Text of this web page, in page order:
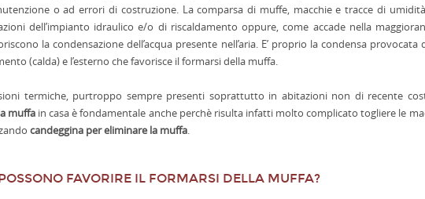
o ad errori di costruzione. La comparsa di muffe, macchie e tracce di
dell’impianto idraulico e/o di riscaldamento oppure, come accade nella
la condensazione dell’acqua presente nell’aria. E’ proprio la condensa provocata
(calda) e l’esterno che favorisce il formarsi della muffa.
termiche, purtroppo sempre presenti soprattutto in abitazioni non di recente
muffain casa è fondamentale anche perchè risulta infatti molto complicato togliere le
candeggina per eliminare la muffa.
FAVORIRE IL FORMARSI DELLA MUFFA?